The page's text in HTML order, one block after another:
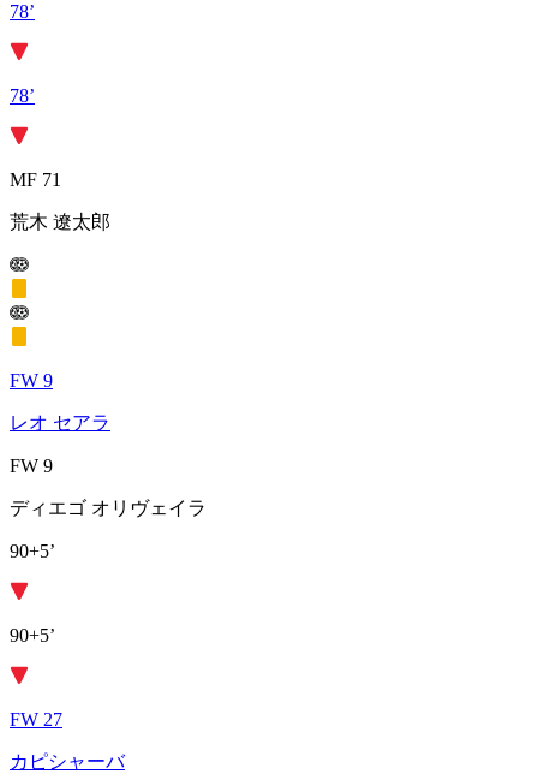
78’
78’
MF 71
荒木 遼太郎
FW 9
レオ セアラ
FW 9
ディエゴ オリヴェイラ
90+5’
90+5’
FW 27
カピシャーバ